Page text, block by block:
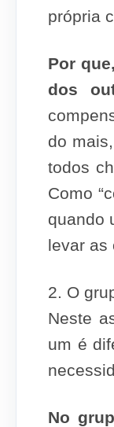
própria
Por
dos
do
todos
Como
quando
levar as
2. O
Neste
um é
No